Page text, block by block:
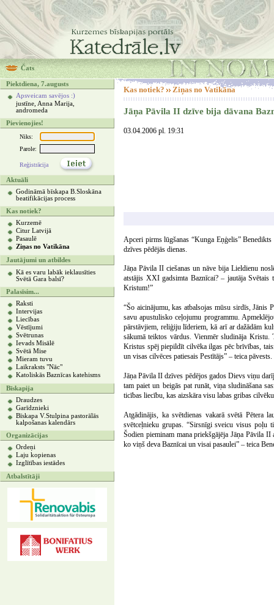
Čats
Piektdiena, 7.augusts
Apsveicam savējos :)
justīne, Anna Marija,
andromeda
Pievienojies!
Niks:
Parole:
Reģistrācija
Aktuāli
Godināmā bīskapa B.Sloskāna
beatifikācijas process
Kas notiek?
Kurzemē
Citur Latvijā
Pasaulē
Ziņas no Vatikāna
Jautājumi un atbildes
Kā es varu labāk ieklausīties
Svētā Gara balsī?
Palasīsim...
Raksti
Intervijas
Liecības
Vēstījumi
Svētrunas
Ievads Misālē
Svētā Mise
Mieram tuvu
Laikraksts "Nāc"
Katoliskās Baznīcas katehisms
Bīskapija
Draudzes
Garīdznieki
Bīskapa V.Stulpina pastorālās
kalpošanas kalendārs
Organizācijas
Ordeņi
Laju kopienas
Izglītības iestādes
Atbalstītāji
Kas notiek? Ziņas no Vatikāna
Jāņa Pāvila II dzīve bija dāvana
03.04.2006 pl. 19:31
Apceri pirms lūgšanas “Kunga Eņģelis”
dzīves pēdējās dienas.
Jāņa Pāvila II ciešanas un nāve bija Lieldienu
atstājis XXI gadsimta Baznīcai? – jautāja
Kristum!”
“Šo aicinājumu, kas atbalsojas mūsu sirdīs, Jānis
savu apustulisko ceļojumu programmu.
pārstāvjiem, reliģiju līderiem, kā arī ar dažādām
sākumā teiktos vārdus. Vienmēr sludināja
Kristus spēj piepildīt cilvēka ilgas pēc brīvības,
un visas cilvēces patiesais Pestītājs” – teica pāvests.
Jāņa Pāvila II dzīves pēdējos gados Dievs viņu
tam paiet un beigās pat runāt, viņa sludināšana
ticības liecību, kas aizskāra visu labas gribas
Atgādinājis, ka svētdienas vakarā svētā Pētera
svētceļnieku grupas. “Sirsnīgi sveicu visus poļu
Šodien pieminam mana priekšgājēja Jāņa Pāvila
ko viņš deva Baznīcai un visai pasaulei” – teica